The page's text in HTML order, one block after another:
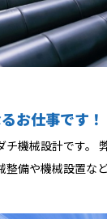
お仕事です！
チ機械設計です。
備や機械設置な